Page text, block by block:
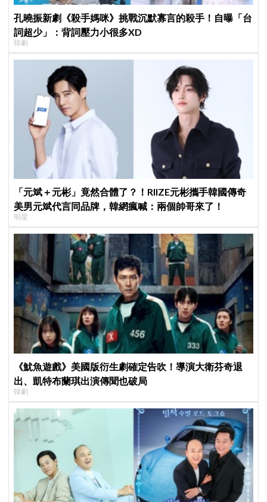
孔曉振新劇《殺手媽咪》挑戰沉默寡言的殺手！自曝「台
詞超少」：背詞壓力小很多XD
韓劇
「元斌＋元彬」竟然合體了？！RIIZE元彬攜手韓國傳奇
美男元斌代言同品牌，韓網瘋喊：兩個帥哥來了！
明星
《魷魚遊戲》美國版衍生劇確定告吹！導演大衛芬奇退
出、凱特布蘭琪出演傳聞也破局
韓劇